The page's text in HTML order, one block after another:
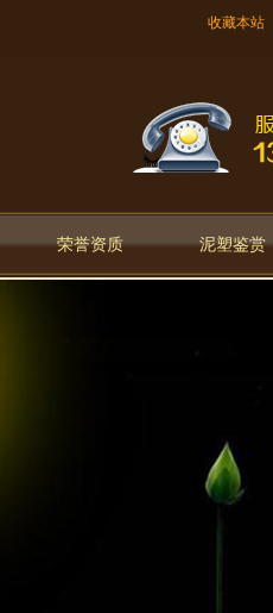
收藏本站
荣誉资质 泥塑鉴赏